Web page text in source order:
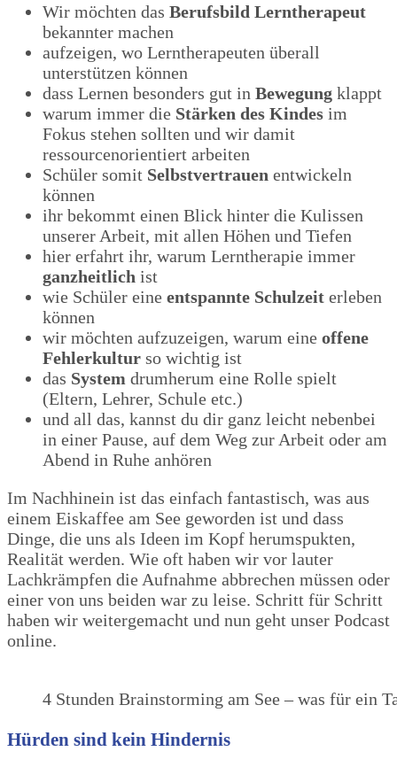
Wir möchten das Berufsbild Lerntherapeut
bekannter machen
aufzeigen, wo Lerntherapeuten überall
unterstützen können
dass Lernen besonders gut in Bewegung klappt
warum immer die Stärken des Kindes im
Fokus stehen sollten und wir damit
ressourcenorientiert arbeiten
Schüler somit Selbstvertrauen entwickeln
können
ihr bekommt einen Blick hinter die Kulissen
unserer Arbeit, mit allen Höhen und Tiefen
hier erfahrt ihr, warum Lerntherapie immer
ganzheitlich ist
wie Schüler eine entspannte Schulzeit erleben
können
wir möchten aufzuzeigen, warum eine offene
Fehlerkultur so wichtig ist
das System drumherum eine Rolle spielt
(Eltern, Lehrer, Schule etc.)
und all das, kannst du dir ganz leicht nebenbei
in einer Pause, auf dem Weg zur Arbeit oder am
Abend in Ruhe anhören
Im Nachhinein ist das einfach fantastisch, was aus
einem Eiskaffee am See geworden ist und dass
Dinge, die uns als Ideen im Kopf herumspukten,
Realität werden. Wie oft haben wir vor lauter
Lachkrämpfen die Aufnahme abbrechen müssen oder
einer von uns beiden war zu leise. Schritt für Schritt
haben wir weitergemacht und nun geht unser Podcast
online.
4 Stunden Brainstorming am See – was für ein
Hürden sind kein Hindernis